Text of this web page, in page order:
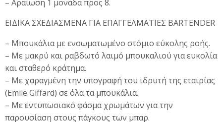
– Αραίωση 1 μονάδα προς 8.
ΕΙΔΙΚΑ ΣΧΕΔΙΑΣΜΕΝΑ ΓΙΑ ΕΠΑΓΓΕΛΜΑΤΙΕΣ BARTENDER
– Μπουκάλια με ενσωματωμένο στόμιο εύκολης ροής.
– Με μακρύ και ραβδωτό λαιμό μπουκαλιού για ευκολία
και σταθερό κράτημα.
– Με χαραγμένη την υπογραφή του ιδρυτή της εταιρίας
(Emile Giffard) σε όλα τα μπουκάλια.
– Με εντυπωσιακό φάσμα χρωμάτων για την
παρουσίαση στους πάγκους των μπαρ.